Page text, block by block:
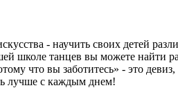
- научить своих детей
школе танцев вы можете найти
что вы заботитесь» - это
лучше с каждым днем!